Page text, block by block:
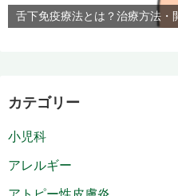
舌下免疫療法とは？治療方法・
カテゴリー
小児科
アレルギー